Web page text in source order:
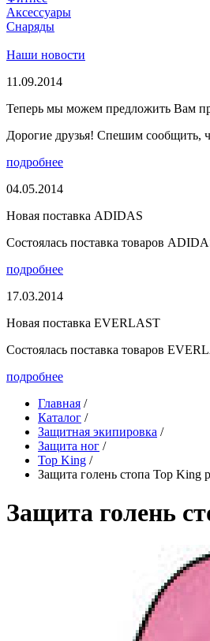
Аксессуары
Снаряды
Наши новости
11.09.2014
Теперь мы можем предложить Вам
Дорогие друзья! Спешим сообщить,
подробнее
04.05.2014
Новая поставка ADIDAS
Состоялась поставка товаров
подробнее
17.03.2014
Новая поставка EVERLAST
Состоялась поставка товаров
подробнее
Главная /
Каталог /
Защитная экипировка /
Защита ног /
Top King /
Защита голень стопа Top King
Защита голень